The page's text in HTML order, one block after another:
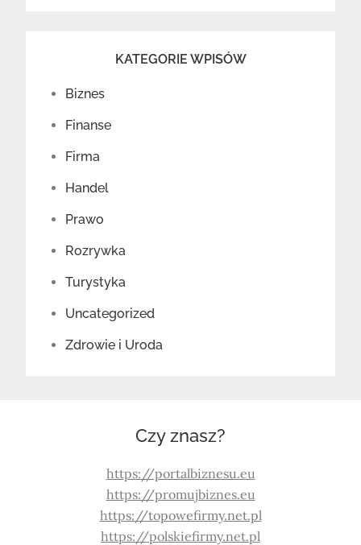
KATEGORIE WPISÓW
Biznes
Finanse
Firma
Handel
Prawo
Rozrywka
Turystyka
Uncategorized
Zdrowie i Uroda
Czy znasz?
https://portalbiznesu.eu
https://promujbiznes.eu
https://topowefirmy.net.pl
https://polskiefirmy.net.pl